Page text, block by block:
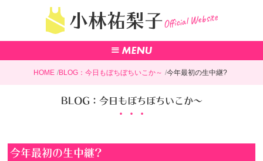
小林祐梨子Official Website
HOME BLOG：今日もぼちぼちいこか～ 今年最初の生中継?
BLOG：今日もぼちぼちいこか～
今年最初の生中継?